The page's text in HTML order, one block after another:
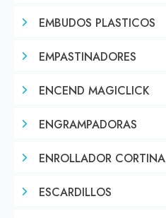
EMBUDOS PLASTICOS
EMPASTINADORES
ENCEND MAGICLICK
ENGRAMPADORAS
ENROLLADOR CORTINA
ESCARDILLOS